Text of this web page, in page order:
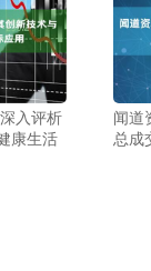
入评析
康生活
闻道
总成